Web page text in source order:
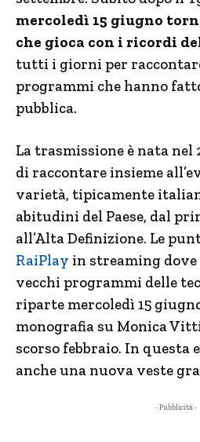
mercoledì 15 giugno
che gioca con i ricordi
tutti i giorni per
programmi che hanno
pubblica.
La trasmissione è nata nel
di raccontare insieme
varietà, tipicamente
abitudini del Paese, dal
all’Alta Definizione. Le
RaiPlay in streaming dove
vecchi programmi delle
riparte mercoledì 15
monografia su Monica
scorso febbraio. In questa
anche una nuova veste
- Pubblicità -